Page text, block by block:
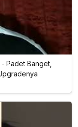
Padet Banget,